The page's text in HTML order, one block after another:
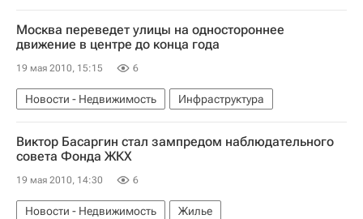
Москва переведет улицы на одностороннее
движение в центре до конца года
19 мая 2010, 15:15 6
Новости - Недвижимость Инфраструктура
Виктор Басаргин стал зампредом наблюдательного
совета Фонда ЖКХ
19 мая 2010, 14:30 6
Новости - Недвижимость Жилье